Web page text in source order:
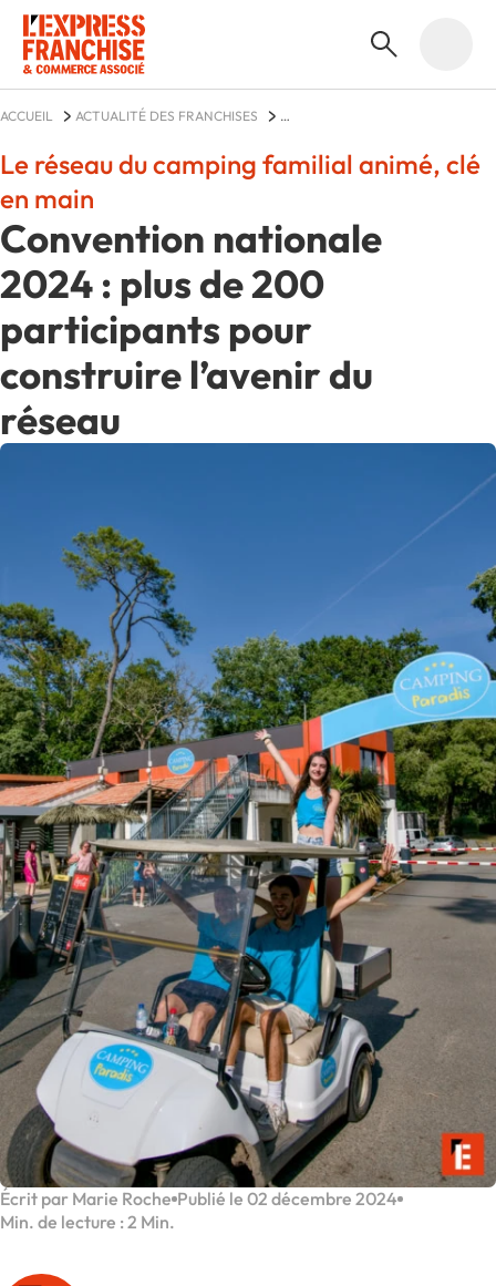
ACCUEIL
ACTUALITÉ DES FRANCHISES
Convention nationale
2024 : plus de 200
participants pour
construire l’avenir du
réseau
Le réseau du camping familial animé, clé
en main
Écrit par Marie Roche Publié le 02 décembre 2024
Min. de lecture : 2 Min.